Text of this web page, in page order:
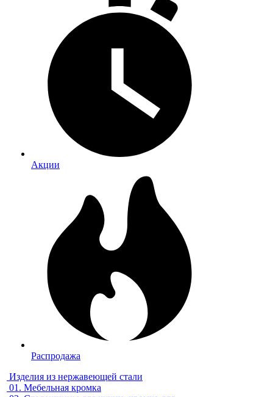
Акции
Распродажа
Изделия из нержавеющей стали
01. Мебельная кромка